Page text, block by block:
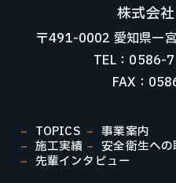
株式会
〒491-0002 愛知県一
TEL：0586-
FAX：
TOPICS 事業案内
施工実績
安全衛生へ
先輩インタビュー